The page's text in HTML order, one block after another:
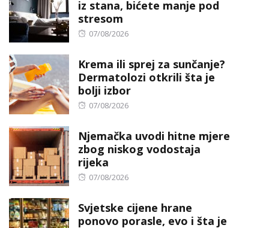
iz stana, bićete manje pod
stresom
Posted
07/08/2026
Krema ili sprej za sunčanje?
Dermatolozi otkrili šta je
bolji izbor
Posted
07/08/2026
Njemačka uvodi hitne mjere
zbog niskog vodostaja
rijeka
Posted
07/08/2026
Svjetske cijene hrane
ponovo porasle, evo i šta je